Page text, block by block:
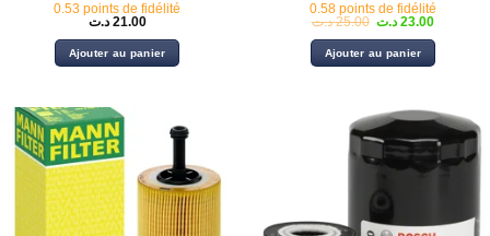
0.53 points de fidélité
21.00 د.ت
Ajouter au panier
0.58 points de fidélité
25.00 د.ت
Le
initial
était :
23.00 د.ت
Le
actuel
est :
Ajouter au panier